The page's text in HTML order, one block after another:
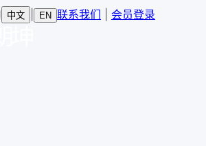
中文 EN 联系我们 会员登录